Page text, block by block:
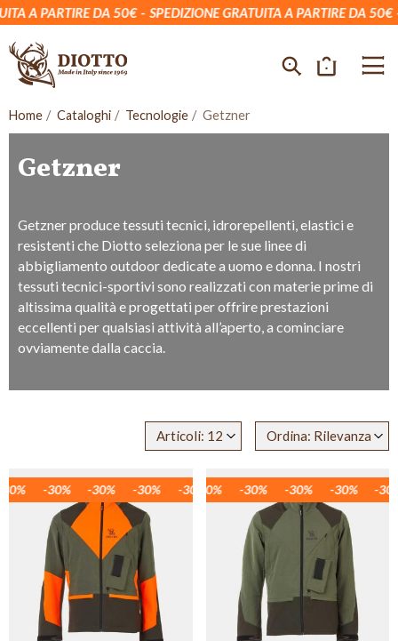
A PARTIRE DA 50€ SPEDIZIONE GRATUITA A PARTIRE DA 50€
Home Cataloghi Tecnologie Getzner
Getzner
Getzner produce tessuti tecnici, idrorepellenti, elastici e
resistenti che Diotto seleziona per le sue linee di
abbigliamento outdoor dedicate a uomo e donna. I nostri
tessuti tecnici-sportivi sono realizzati con materie prime di
altissima qualità e progettati per offrire prestazioni
eccellenti per qualsiasi attività all’aperto, a cominciare
ovviamente dalla caccia.
Articoli: 12 Ordina: Rilevanza
-30% -30% -30% -30% -30% -30% -30% -30%
-30% -30% -30% -30% -30% -30% -30% -30% -30%